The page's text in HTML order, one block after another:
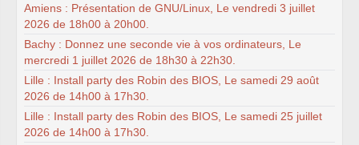
Amiens : Présentation de GNU/Linux, Le vendredi 3 juillet
2026 de 18h00 à 20h00.
Bachy : Donnez une seconde vie à vos ordinateurs, Le
mercredi 1 juillet 2026 de 18h30 à 22h30.
Lille : Install party des Robin des BIOS, Le samedi 29 août
2026 de 14h00 à 17h30.
Lille : Install party des Robin des BIOS, Le samedi 25 juillet
2026 de 14h00 à 17h30.